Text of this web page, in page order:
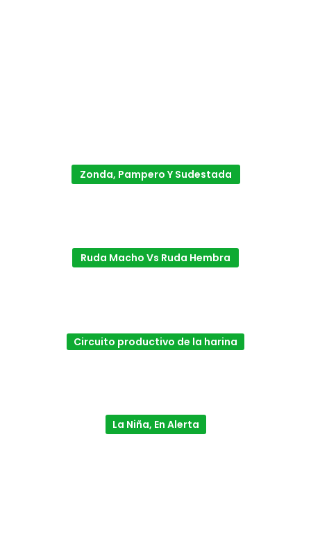
Zonda, Pampero Y Sudestada
Ruda Macho Vs Ruda Hembra
Circuito productivo de la harina
La Niña, En Alerta